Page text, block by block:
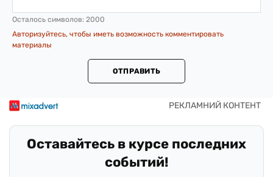
Осталось символов: 2000
Авторизуйтесь, чтобы иметь возможность комментировать
материалы
ОТПРАВИТЬ
Оставайтесь в курсе последних
событий!